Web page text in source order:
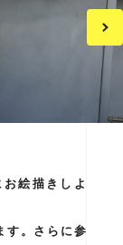
絵描きしよ
す。さらに参